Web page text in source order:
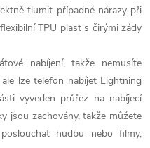
tlumit případné nárazy při
TPU plast s čirými zády
nabíjení, takže nemusíte
lze telefon nabíjet Lightning
vyveden průřez na nabíjecí
jsou zachovány, takže můžete
hudbu nebo filmy,